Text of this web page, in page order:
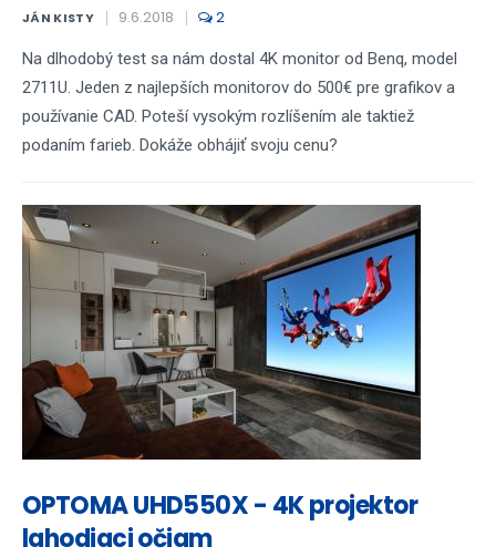
JÁN KISTY 9.6.2018 2
Na dlhodobý test sa nám dostal 4K monitor od Benq, model
2711U. Jeden z najlepších monitorov do 500€ pre grafikov a
používanie CAD. Poteší vysokým rozlíšením ale taktiež
podaním farieb. Dokáže obhájiť svoju cenu?
OPTOMA UHD550X - 4K projektor
lahodiaci očiam